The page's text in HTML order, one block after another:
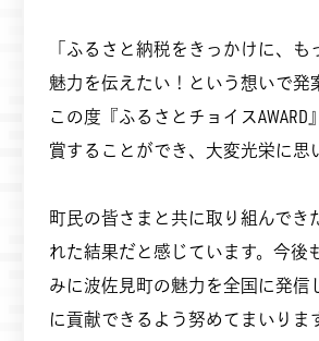
「ふるさと納税をきっかけに、
魅力を伝えたい！という想いで発
この度『ふるさとチョイスAWARD
賞することができ、大変光栄に思
町民の皆さまと共に取り組んでき
れた結果だと感じています。今後
みに波佐見町の魅力を全国に発信
に貢献できるよう努めてまいりま